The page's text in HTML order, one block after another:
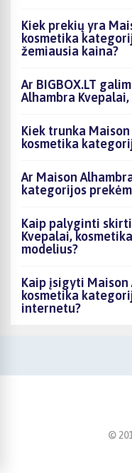
Kiek prekių yra
kosmetika
žemiausia kaina?
Ar BIGBOX.LT
Alhambra
Kiek trunka
kosmetika
Ar Maison
kategorijos
Kaip palyginti
Kvepalai,
modelius?
Kaip įsigyti Maison
kosmetika
internetu?
©